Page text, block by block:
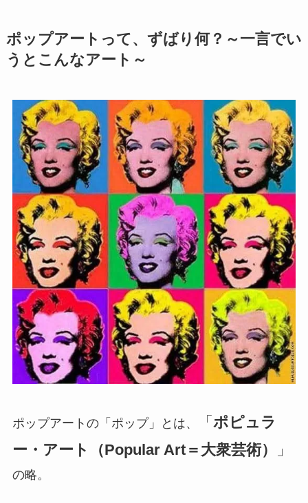
ポップアートって、ずばり何？～一言でい
うとこんなアート～
ポップアートの「ポップ」とは、 「 ポピュラ
ー・アート（Popular Art＝大衆芸術）
」
の略。